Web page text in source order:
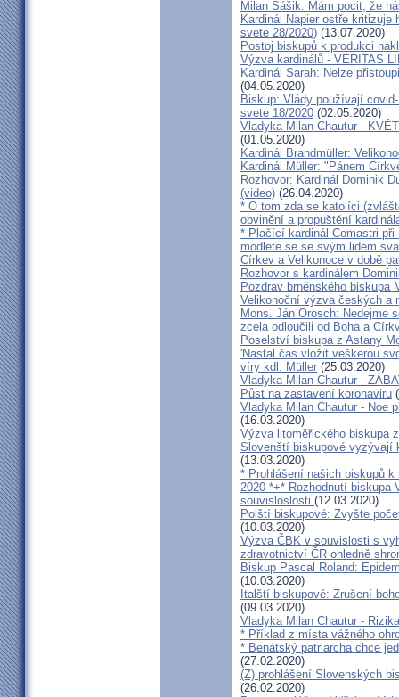
Milan Šášik: Mám pocit, že
Kardinál Napier ostře
svete 28/2020) (13.07.2020)
Postoj biskupů k produkci
Výzva kardinálů - VERITAS
Kardinál Sarah: Nelze
(04.05.2020)
Biskup: Vlády používají
svete 18/2020 (02.05.2020)
Vladyka Milan Chautur -
(01.05.2020)
Kardinál Brandmüller:
Kardinál Müller: "Pánem
Rozhovor: Kardinál Dominik
(video) (26.04.2020)
* O tom zda se katolíci
obvinění a propuštění
* Plačící kardinál Comastri
modlete se se svým lidem
Církev a Velikonoce v době
Rozhovor s kardinálem
Pozdrav brněnského biskupa
Velikonoční výzva českých a
Mons. Ján Orosch: Nedejme
zcela odloučili od Boha a
Poselství biskupa z Astany
'Nastal čas vložit veškerou
víry kdl. Müller (25.03.2020)
Vladyka Milan Chautur -
Půst na zastavení koronaviru
Vladyka Milan Chautur - Noe
(16.03.2020)
Výzva litoměřického biskupa
Slovenští biskupové vyzývají
(13.03.2020)
* Prohlášení našich biskupů
2020 *+* Rozhodnutí biskupa
souvisloslosti (12.03.2020)
Polští biskupové: Zvyšte
(10.03.2020)
Výzva ČBK v souvislosti s
zdravotnictví ČR ohledně
Biskup Pascal Roland:
(10.03.2020)
Italští biskupové: Zrušení
(09.03.2020)
Vladyka Milan Chautur -
* Příklad z místa vážného
* Benátský patriarcha chce
(27.02.2020)
(Z) prohlášení Slovenských
(26.02.2020)